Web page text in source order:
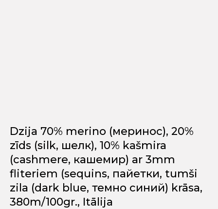
Dzija 70% merino (меринос), 20%
zīds (silk, шелк), 10% kašmira
(cashmere, кашемир) ar 3mm
fliteriem (sequins, пайетки, tumši
zila (dark blue, темно синий) krāsa,
380m/100gr., Itālija